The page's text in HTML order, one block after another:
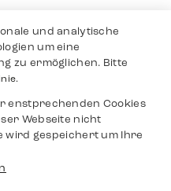
und analytische
um eine
zu ermöglichen. Bitte
enstprechenden Cookies
Webseite nicht
wird gespeichert um Ihre